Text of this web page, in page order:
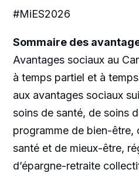
#MiES2026
Sommaire des
Avantages sociaux au
à temps partiel et à
aux avantages sociaux
soins de santé, de soins
programme de bien-
santé et de mieux-être,
d’épargne-retraite